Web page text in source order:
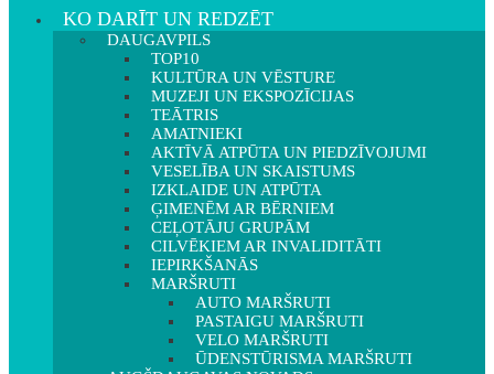
KO DARĪT UN REDZĒT
DAUGAVPILS
TOP10
KULTŪRA UN VĒSTURE
MUZEJI UN EKSPOZĪCIJAS
TEĀTRIS
AMATNIEKI
AKTĪVĀ ATPŪTA UN PIEDZĪVOJUMI
VESELĪBA UN SKAISTUMS
IZKLAIDE UN ATPŪTA
ĢIMENĒM AR BĒRNIEM
CEĻOTĀJU GRUPĀM
CILVĒKIEM AR INVALIDITĀTI
IEPIRKŠANĀS
MARŠRUTI
AUTO MARŠRUTI
PASTAIGU MARŠRUTI
VELO MARŠRUTI
ŪDENSTŪRISMA MARŠRUTI